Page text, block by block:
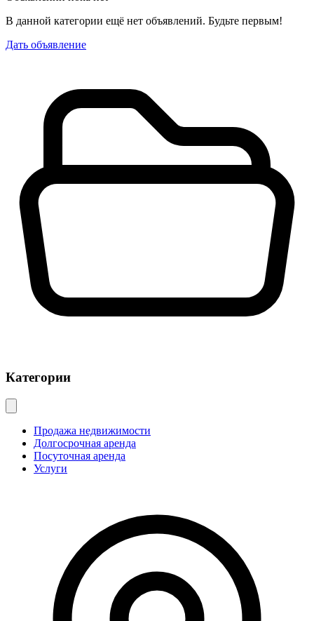
В данной категории ещё нет объявлений. Будьте первым!
Дать объявление
Категории
Продажа недвижимости
Долгосрочная аренда
Посуточная аренда
Услуги